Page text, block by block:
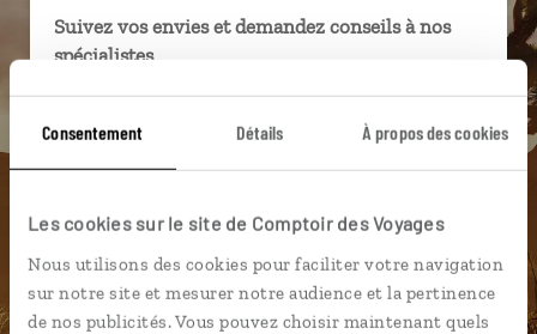
Consentement Détails À propos des cookies
Les cookies sur le site de Comptoir des Voyages
Nous utilisons des cookies pour faciliter votre navigation
sur notre site et mesurer notre audience et la pertinence
de nos publicités. Vous pouvez choisir maintenant quels
Suivez vos envies et demandez conseils à nos
spécialistes
près de vos envies et de la réalité du pays.
Échangez en face à face ou depuis nos studios
téléphone.
Vous gardez le même interlocuteur avant,
pendant et après votre voyage.